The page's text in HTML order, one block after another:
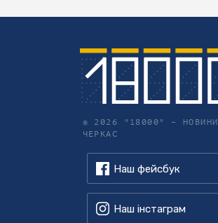
© 2026 "18000" – НОВИНИ
ЧЕРКАС
Наш фейсбук
Наш інстаграм